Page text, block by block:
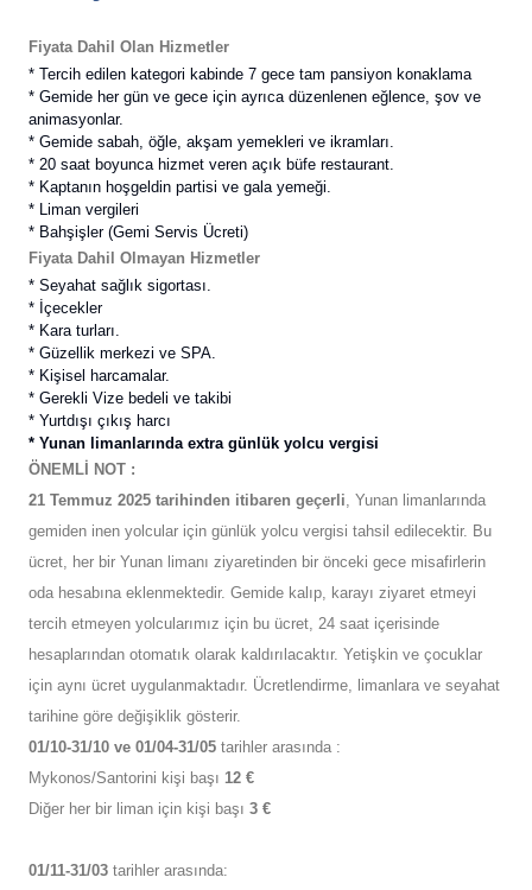
Fiyata Dahil Olan Hizmetler
* Tercih edilen kategori kabinde 7 gece tam pansiyon konaklama
* Gemide her gün ve gece için ayrıca düzenlenen eğlence, şov ve
animasyonlar.
* Gemide sabah, öğle, akşam yemekleri ve ikramları.
* 20 saat boyunca hizmet veren açık büfe restaurant.
* Kaptanın hoşgeldin partisi ve gala yemeği.
* Liman vergileri
* Bahşişler (Gemi Servis Ücreti)
Fiyata Dahil Olmayan Hizmetler
* Seyahat sağlık sigortası.
* İçecekler
* Kara turları.
* Güzellik merkezi ve SPA.
* Kişisel harcamalar.
* Gerekli Vize bedeli ve takibi
* Yurtdışı çıkış harcı
* Yunan limanlarında extra günlük yolcu vergisi
ÖNEMLİ NOT :
21 Temmuz 2025 tarihinden itibaren geçerli , Yunan limanlarında
gemiden inen yolcular için günlük yolcu vergisi tahsil edilecektir. Bu
ücret, her bir Yunan limanı ziyaretinden bir önceki gece misafirlerin
oda hesabına eklenmektedir. Gemide kalıp, karayı ziyaret etmeyi
tercih etmeyen yolcularımız için bu ücret, 24 saat içerisinde
hesaplarından otomatık olarak kaldırılacaktır. Yetişkin ve çocuklar
için aynı ücret uygulanmaktadır. Ücretlendirme, limanlara ve seyahat
tarihine göre değişiklik gösterir.
01/10-31/10 ve 01/04-31/05 tarihler arasında :
Mykonos/Santorini kişi başı 12 €
Diğer her bir liman için kişi başı 3 €
01/11-31/03 tarihler arasında: